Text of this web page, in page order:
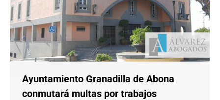
Ayuntamiento Granadilla de Abona
conmutará multas por trabajos